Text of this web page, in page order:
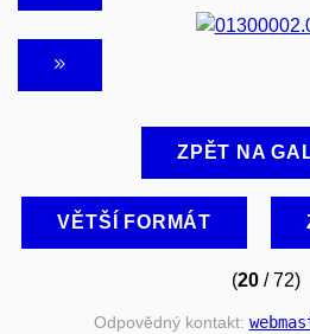
ZPĚT NA
VĚTŠÍ FORMÁT
(20 / 72)
Odpovědný kontakt: